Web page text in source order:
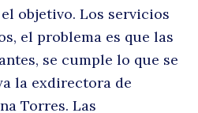
objetivo. Los servicios
el problema es que las
se cumple lo que se
la exdirectora de
Torres. Las